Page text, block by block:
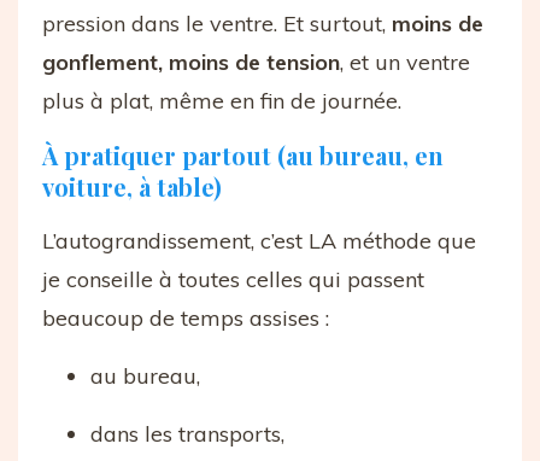
pression dans le ventre. Et surtout, moins de
gonflement, moins de tension, et un ventre
plus à plat, même en fin de journée.
À pratiquer partout (au bureau, en
voiture, à table)
L’autograndissement, c’est LA méthode que
je conseille à toutes celles qui passent
beaucoup de temps assises :
au bureau,
dans les transports,